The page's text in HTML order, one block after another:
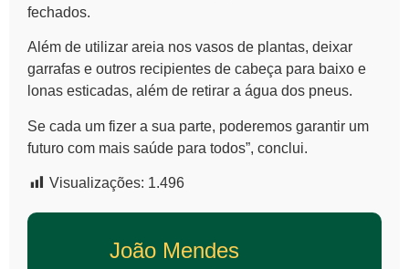
fechados.
Além de utilizar areia nos vasos de plantas, deixar
garrafas e outros recipientes de cabeça para baixo e
lonas esticadas, além de retirar a água dos pneus.
Se cada um fizer a sua parte, poderemos garantir um
futuro com mais saúde para todos”, conclui.
Visualizações: 1.496
João Mendes